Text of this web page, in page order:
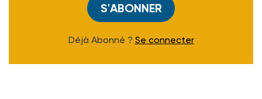
S'ABONNER
Déjà Abonné ? Se connecter